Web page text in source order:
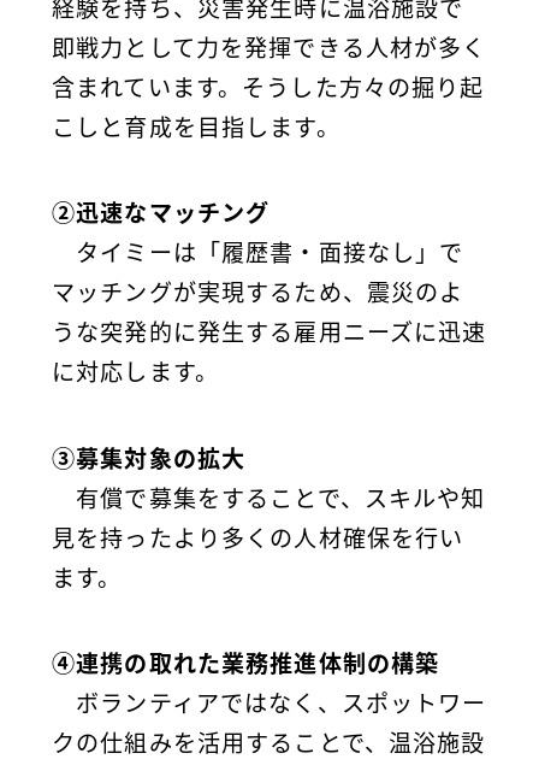
経験を持ち、災害発生時に温浴施設で
即戦力として力を発揮できる人材が多く
含まれています。そうした方々の掘り起
こしと育成を目指します。
②迅速なマッチング
タイミーは「履歴書・面接なし」で
マッチングが実現するため、震災のよ
うな突発的に発生する雇用ニーズに迅速
に対応します。
③募集対象の拡大
有償で募集をすることで、スキルや知
見を持ったより多くの人材確保を行い
ます。
④連携の取れた業務推進体制の構築
ボランティアではなく、スポットワー
クの仕組みを活用することで、温浴施設